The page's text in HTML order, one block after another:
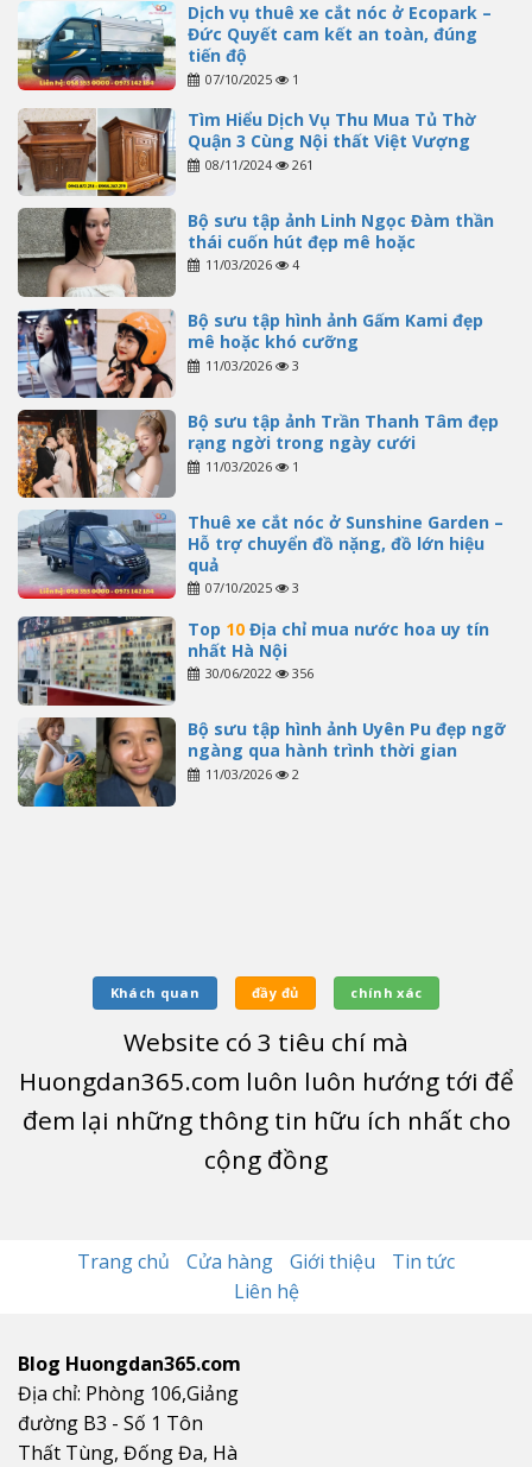
Dịch vụ thuê xe cắt nóc ở Ecopark –
Đức Quyết cam kết an toàn, đúng
tiến độ
07/10/2025 1
Tìm Hiểu Dịch Vụ Thu Mua Tủ Thờ
Quận 3 Cùng Nội thất Việt Vượng
08/11/2024 261
Bộ sưu tập ảnh Linh Ngọc Đàm thần
thái cuốn hút đẹp mê hoặc
11/03/2026 4
Bộ sưu tập hình ảnh Gấm Kami đẹp
mê hoặc khó cưỡng
11/03/2026 3
Bộ sưu tập ảnh Trần Thanh Tâm đẹp
rạng ngời trong ngày cưới
11/03/2026 1
Thuê xe cắt nóc ở Sunshine Garden –
Hỗ trợ chuyển đồ nặng, đồ lớn hiệu
quả
07/10/2025 3
Top 10Địa chỉ mua nước hoa uy tín
nhất Hà Nội
30/06/2022 356
Bộ sưu tập hình ảnh Uyên Pu đẹp ngỡ
ngàng qua hành trình thời gian
11/03/2026 2
Khách quan đầy đủ chính xác
Website có 3 tiêu chí mà
Huongdan365.com luôn luôn hướng tới để
đem lại những thông tin hữu ích nhất cho
cộng đồng
Trang chủ Cửa hàng Giới thiệu
Tin tức
Liên hệ
Blog Huongdan365.com
Địa chỉ: Phòng 106,Giảng
đường B3 - Số 1 Tôn
Thất Tùng, Đống Đa, Hà